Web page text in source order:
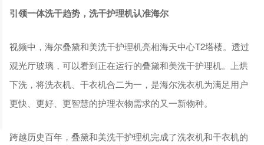
引领一体洗干趋势，洗干护理机认准海尔
视频中，海尔叠黛和美洗干护理机亮相海天中心T2塔楼。透过
观光厅玻璃，可以看到正在运行的叠黛和美洗干护理机。上烘
下洗，将洗衣机、干衣机合二为一，是海尔洗衣机为满足用户
更快、更好、更智慧的护理衣物需求的又一新物种。
跨越历史百年，叠黛和美洗干护理机完成了洗衣机和干衣机的